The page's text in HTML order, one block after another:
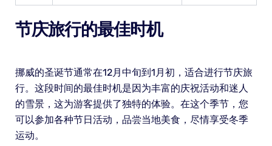
节庆旅行的最佳时机
挪威的圣诞节通常在12月中旬到1月初，适合进行节庆旅
行。这段时间的最佳时机是因为丰富的庆祝活动和迷人
的雪景，这为游客提供了独特的体验。在这个季节，您
可以参加各种节日活动，品尝当地美食，尽情享受冬季
运动。